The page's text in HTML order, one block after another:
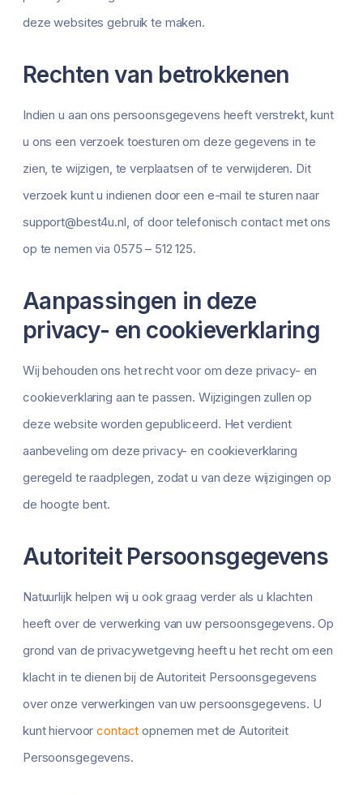
deze websites gebruik te maken.
Rechten van betrokkenen
Indien u aan ons persoonsgegevens heeft verstrekt, kunt
u ons een verzoek toesturen om deze gegevens in te
zien, te wijzigen, te verplaatsen of te verwijderen. Dit
verzoek kunt u indienen door een e-mail te sturen naar
support@best4u.nl, of door telefonisch contact met ons
op te nemen via 0575 – 512 125.
Aanpassingen in deze
privacy- en cookieverklaring
Wij behouden ons het recht voor om deze privacy- en
cookieverklaring aan te passen. Wijzigingen zullen op
deze website worden gepubliceerd. Het verdient
aanbeveling om deze privacy- en cookieverklaring
geregeld te raadplegen, zodat u van deze wijzigingen op
de hoogte bent.
Autoriteit Persoonsgegevens
Natuurlijk helpen wij u ook graag verder als u klachten
heeft over de verwerking van uw persoonsgegevens. Op
grond van de privacywetgeving heeft u het recht om een
klacht in te dienen bij de Autoriteit Persoonsgegevens
over onze verwerkingen van uw persoonsgegevens. U
kunt hiervoorcontact opnemen met de Autoriteit
Persoonsgegevens.